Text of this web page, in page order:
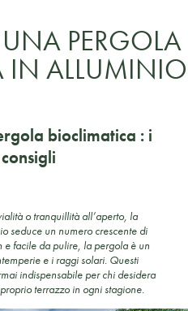
PERGOLA
IN ALLUMINIO
bioclimatica : i
o tranquillità all’aperto, la
seduce un numero crescente di
e facile da pulire, la pergola è un
e i raggi solari. Questi
indispensabile per chi desidera
terrazzo in ogni stagione.